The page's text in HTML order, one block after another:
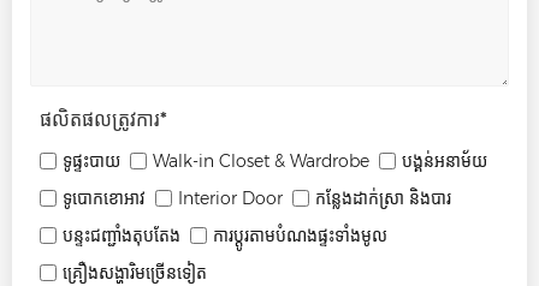
ផលិតផលត្រូវការ*
ទូផ្ទះបាយ Walk-in Closet & Wardrobe
បង្គន់អនាម័យ
ទូបោកខោអាវ
Interior Door
កន្លែងដាក់ស្រា និងបារ
បន្ទះជញ្ជាំងតុបតែង
ការប្ដូរតាមបំណងផ្ទះទាំងមូល
គ្រឿងសង្ហារិមច្រើនទៀត